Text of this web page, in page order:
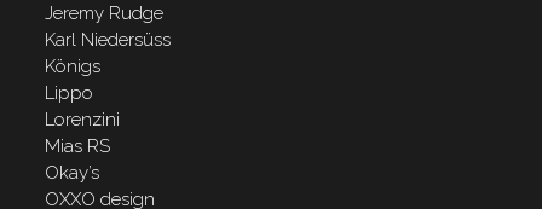
Jeremy Rudge
Karl Niedersüss
Königs
Lippo
Lorenzini
Mias RS
Okay’s
OXXO design